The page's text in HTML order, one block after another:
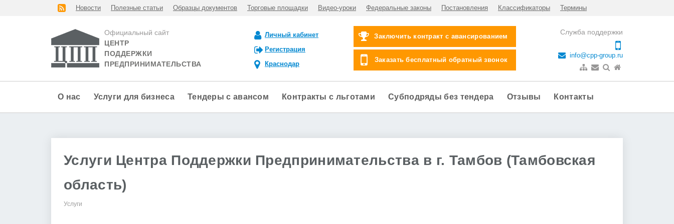
Новости Полезные статьи Образцы документов Торговые площадки Видео-уроки Федеральные законы Постановления Классификаторы Термины
Официальный сайт
ЦЕНТР
ПОДДЕРЖКИ
ПРЕДПРИНИМАТЕЛЬСТВА
Личный кабинет
Регистрация
Краснодар
Заключить контракт с авансированием
Заказать бесплатный обратный звонок
Служба поддержки
info@cpp-group.ru
О нас Услуги для бизнеса Тендеры с авансом Контракты с льготами Субподряды без тендера Отзывы Контакты
Услуги Центра Поддержки Предпринимательства в г. Тамбов (Тамбовская
область)
Услуги